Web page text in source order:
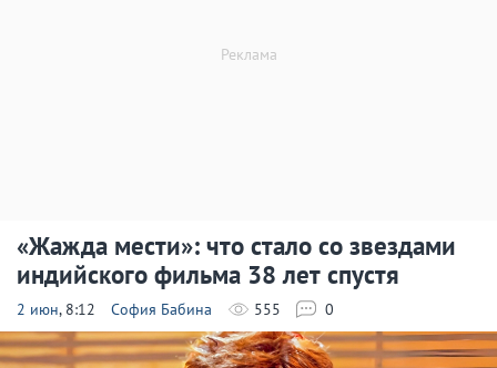
«Жажда мести»: что стало со звездами
индийского фильма 38 лет спустя
2 июн, 8:12 София Бабина 555 0